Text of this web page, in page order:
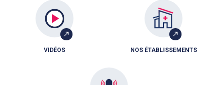
VIDÉOS NOS ÉTABLISSEMENTS